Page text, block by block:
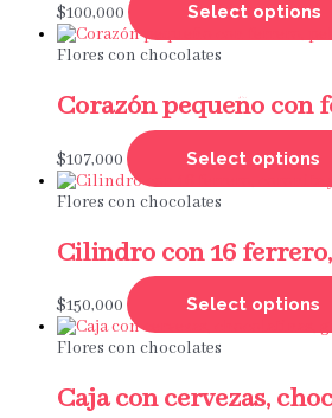
$100,000 Select options
Flores con chocolates
Corazón pequeño con
$107,000 Select options
Flores con chocolates
Cilindro con 16
$150,000 Select options
Flores con chocolates
Caja con cervezas,